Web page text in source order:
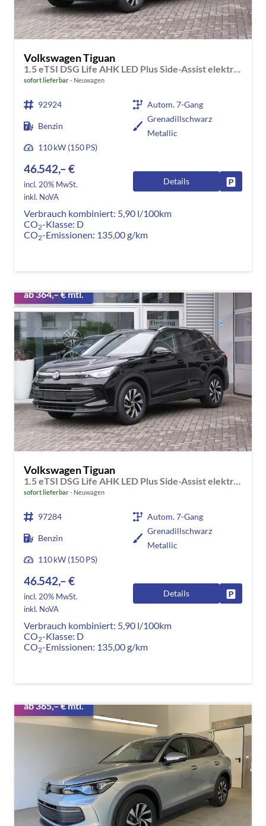
Volkswagen Tiguan
1.5 eTSI DSG Life AHK LED Plus Side-Assist elektr. Heckklappe
sofort lieferbar Neuwagen
92924 Autom. 7-Gang
Benzin
Grenadillschwarz
Metallic
110 kW (150 PS)
46.542,– €
incl. 20% MwSt.
inkl. NoVA
Details
Verbrauch kombiniert: 5,90 l/100km
CO2-Klasse: D
CO2-Emissionen: 135,00 g/km
ab 364,– € mtl.
Volkswagen Tiguan
1.5 eTSI DSG Life AHK LED Plus Side-Assist elektr. Heckklappe
sofort lieferbar Neuwagen
97284 Autom. 7-Gang
Benzin
Grenadillschwarz
Metallic
110 kW (150 PS)
46.542,– €
incl. 20% MwSt.
inkl. NoVA
Details
Verbrauch kombiniert: 5,90 l/100km
CO2-Klasse: D
CO2-Emissionen: 135,00 g/km
ab 365,– € mtl.